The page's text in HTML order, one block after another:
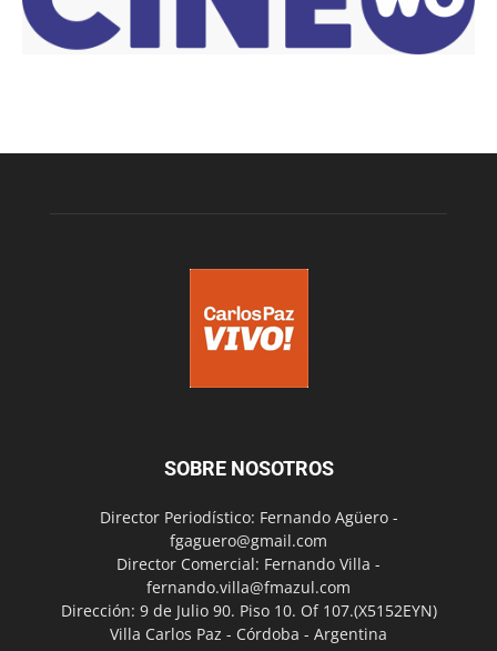
SOBRE NOSOTROS
Director Periodístico: Fernando Agüero -
fgaguero@gmail.com
Director Comercial: Fernando Villa -
fernando.villa@fmazul.com
Dirección: 9 de Julio 90. Piso 10. Of 107.(X5152EYN)
Villa Carlos Paz - Córdoba - Argentina